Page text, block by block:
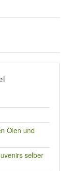
Ölen und
selber